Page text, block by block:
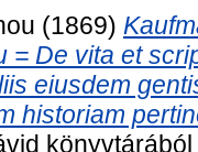
(1869)
= De vita et
eiusdem
historiam